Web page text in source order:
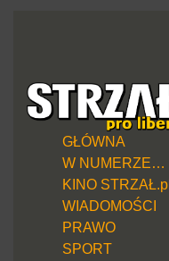
GŁÓWNA
W NUMERZE…
KINO STRZAŁ.pl
WIADOMOŚCI
PRAWO
SPORT